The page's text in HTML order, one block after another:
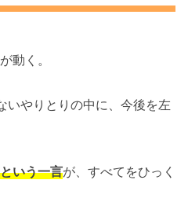
動く。
いやりとりの中に、今後を左
いう一言が、すべてをひっく